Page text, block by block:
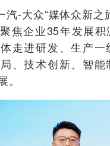
汽-大众“媒体众新之
焦企业35年发展
走进研发、生产
、技术创新、智能